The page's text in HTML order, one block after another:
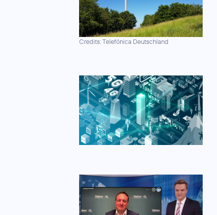
Credits: Telefónica Deutschland